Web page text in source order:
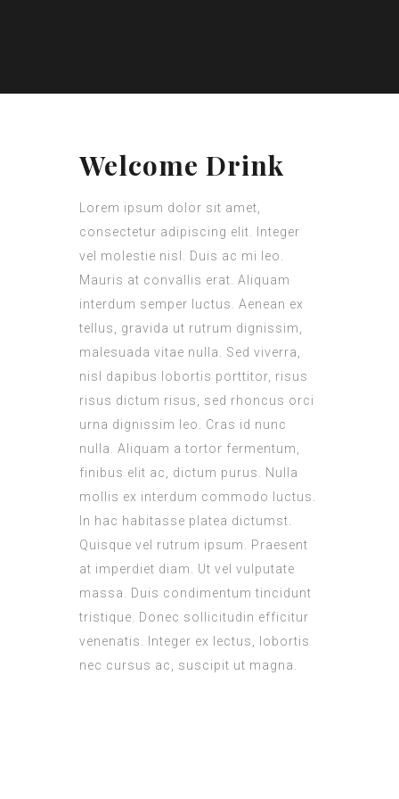
Welcome Drink
Lorem ipsum dolor sit amet,
consectetur adipiscing elit. Integer
vel molestie nisl. Duis ac mi leo.
Mauris at convallis erat. Aliquam
interdum semper luctus. Aenean ex
tellus, gravida ut rutrum dignissim,
malesuada vitae nulla. Sed viverra,
nisl dapibus lobortis porttitor, risus
risus dictum risus, sed rhoncus orci
urna dignissim leo. Cras id nunc
nulla. Aliquam a tortor fermentum,
finibus elit ac, dictum purus. Nulla
mollis ex interdum commodo luctus.
In hac habitasse platea dictumst.
Quisque vel rutrum ipsum. Praesent
at imperdiet diam. Ut vel vulputate
massa. Duis condimentum tincidunt
tristique. Donec sollicitudin efficitur
venenatis. Integer ex lectus, lobortis
nec cursus ac, suscipit ut magna.